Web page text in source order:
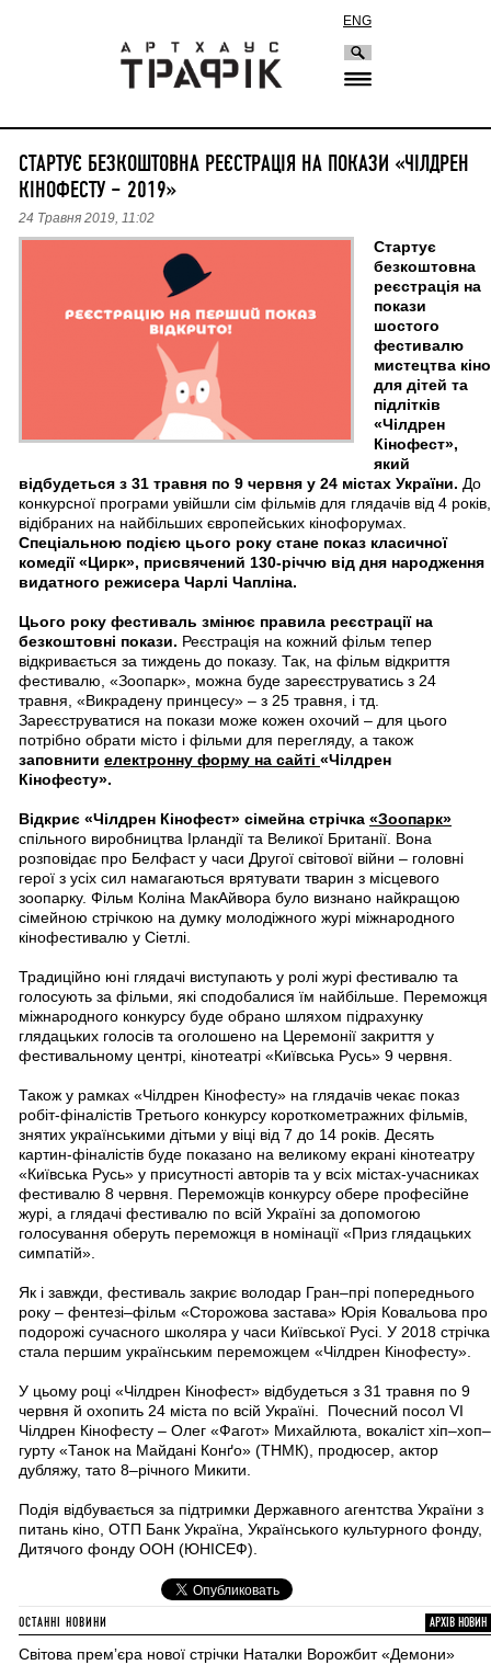
ENG
СТАРТУЄ БЕЗКОШТОВНА РЕЄСТРАЦІЯ НА ПОКАЗИ «ЧІЛДРЕН
КІНОФЕСТУ – 2019»
24 Травня 2019, 11:02
Стартує
безкоштовна
реєстрація на
покази
шостого
фестивалю
мистецтва кіно
для дітей та
підлітків
«Чілдрен
Кінофест»,
який
відбудеться з 31 травня по 9 червня у 24 містах України. До
конкурсної програми увійшли сім фільмів для глядачів від 4 років,
відібраних на найбільших європейських кінофорумах.
Спеціальною подією цього року стане показ класичної
комедії «Цирк», присвячений 130-річчю від дня народження
видатного режисера Чарлі Чапліна.
Цього року фестиваль змінює правила реєстрації на
безкоштовні покази. Реєстрація на кожний фільм тепер
відкривається за тиждень до показу. Так, на фільм відкриття
фестивалю, «Зоопарк», можна буде зареєструватись з 24
травня, «Викрадену принцесу» – з 25 травня, і тд.
Зареєструватися на покази може кожен охочий – для цього
потрібно обрати місто і фільми для перегляду, а також
заповнити електронну форму на сайті «Чілдрен
Кінофесту».
Відкриє «Чілдрен Кінофест» сімейна стрічка «Зоопарк»
спільного виробництва Ірландії та Великої Британії. Вона
розповідає про Белфаст у часи Другої світової війни – головні
герої з усіх сил намагаються врятувати тварин з місцевого
зоопарку. Фільм Коліна МакАйвора було визнано найкращою
сімейною стрічкою на думку молодіжного журі міжнародного
кінофестивалю у Сіетлі.
Традиційно юні глядачі виступають у ролі журі фестивалю та
голосують за фільми, які сподобалися їм найбільше. Переможця
міжнародного конкурсу буде обрано шляхом підрахунку
глядацьких голосів та оголошено на Церемонії закриття у
фестивальному центрі, кінотеатрі «Київська Русь» 9 червня.
Також у рамках «Чілдрен Кінофесту» на глядачів чекає показ
робіт-фіналістів Третього конкурсу короткометражних фільмів,
знятих українськими дітьми у віці від 7 до 14 років. Десять
картин-фіналістів буде показано на великому екрані кінотеатру
«Київська Русь» у присутності авторів та у всіх містах-учасниках
фестивалю 8 червня. Переможців конкурсу обере професійне
журі, а глядачі фестивалю по всій Україні за допомогою
голосування оберуть переможця в номінації «Приз глядацьких
симпатій».
Як і завжди, фестиваль закриє володар Гран–прі попереднього
року – фентезі–фільм «Сторожова застава» Юрія Ковальова про
подорожі сучасного школяра у часи Київської Русі. У 2018 стрічка
стала першим українським переможцем «Чілдрен Кінофесту».
У цьому році «Чілдрен Кінофест» відбудеться з 31 травня по 9
червня й охопить 24 міста по всій Україні. Почесний посол VІ
Чілдрен Кінофесту – Олег «Фагот» Михайлюта, вокаліст хіп–хоп–
гурту «Танок на Майдані Конґо» (ТНМК), продюсер, актор
дубляжу, тато 8–річного Микити.
Подія відбувається за підтримки Державного агентства України з
питань кіно, ОТП Банк Україна, Українського культурного фонду,
Дитячого фонду ООН (ЮНІСЕФ).
ОСТАННІ НОВИНИ АРХІВ НОВИН
Світова премʼєра нової стрічки Наталки Ворожбит «Демони»